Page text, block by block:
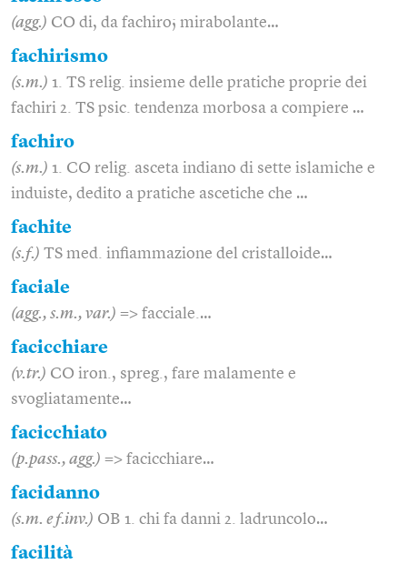
(agg.) CO di, da fachiro; mirabolante…
fachirismo
(s.m.) 1. TS relig. insieme delle pratiche proprie dei
fachiri 2. TS psic. tendenza morbosa a compiere …
fachiro
(s.m.) 1. CO relig. asceta indiano di sette islamiche e
induiste, dedito a pratiche ascetiche che …
fachite
(s.f.) TS med. infiammazione del cristalloide…
faciale
(agg., s.m., var.) => facciale.…
facicchiare
(v.tr.) CO iron., spreg., fare malamente e
svogliatamente…
facicchiato
(p.pass., agg.) => facicchiare…
facidanno
(s.m. e f.inv.) OB 1. chi fa danni 2. ladruncolo…
facilità